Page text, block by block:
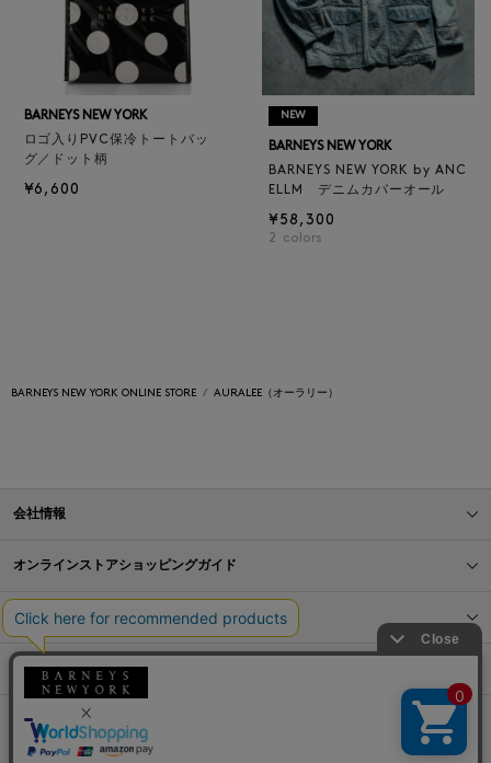
BARNEYS NEW YORK
ロゴ入りPVC保冷トートバッ
グ／ドット柄
¥6,600
NEW
BARNEYS NEW YORK
BARNEYS NEW YORK by ANC
ELLM デニムカバーオール
¥58,300
2 colors
BARNEYS NEW YORK ONLINE STORE AURALEE（オーラリー）
会社情報
オンラインストアショッピングガイド
店舗情報
サービス